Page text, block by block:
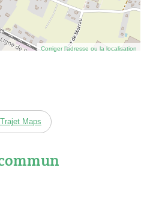
Corriger l’adresse ou la localisation
Trajet Maps